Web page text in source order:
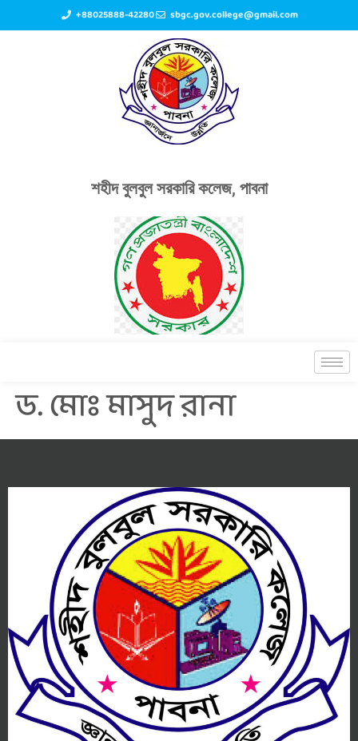
+88025888-42280 sbgc.gov.college@gmail.com
শহীদ বুলবুল সরকারি কলেজ, পাবনা
ড. মোঃ মাসুদ রানা